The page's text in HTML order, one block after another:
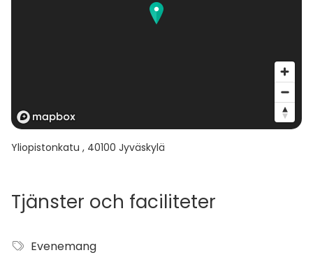
Yliopistonkatu , 40100 Jyväskylä
Tjänster och faciliteter
Evenemang